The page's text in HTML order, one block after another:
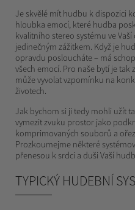
Je skvělé mít hudbu k dispozici
hloubka emocí, které hudba
kvalitního stereo systému ve
jedinečným zážitkem. Když je
opravdu posloucháte – má
všech emocí. Pro naše bytí je tak
může vyvolat vzpomínku na
životech.
Jak bychom si ji tedy mohli užít
vymezit zvuku prostor jako
komprimovaných souborů a
Prozkoumejme některé
přenesou k srdci a duši Vaší
TYPICKÝ HUDEBNÍ